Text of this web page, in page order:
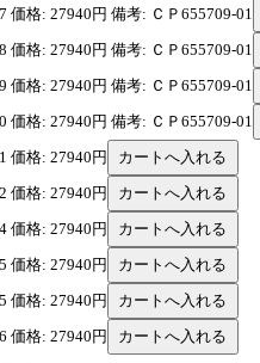
価格: 27940円 備考: ＣＰ655709-01
価格: 27940円 備考: ＣＰ655709-01
価格: 27940円 備考: ＣＰ655709-01
価格: 27940円 備考: ＣＰ655709-01
価格: 27940円
価格: 27940円
価格: 27940円
価格: 27940円
価格: 27940円
価格: 27940円